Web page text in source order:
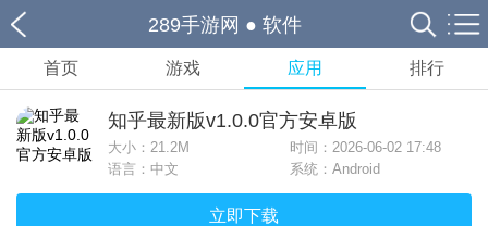
289手游网 ● 软件
首页 游戏 应用 排行
知乎最新版v1.0.0官方安卓版
大小： 21.2M
时间：2026-06-02 17:48
语言：中文
系统：Android
立即下载